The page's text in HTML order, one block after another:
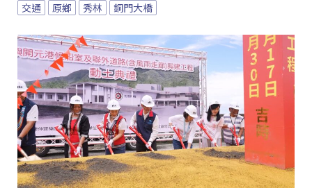
交通 原鄉 秀林 銅門大橋